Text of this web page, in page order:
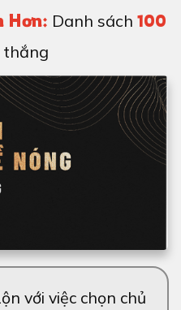
Hơn: Danh sách 100
thắng
với việc chọn chủ